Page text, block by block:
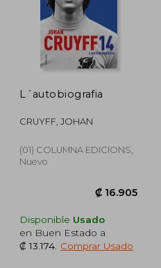
₡
L´autobiografia
CRUYFF, JOHAN
(01) COLUMNA EDICIONS,
Nuevo
Disponible Usado
en Buen Estado a
₡ 13.174 Comprar Usado